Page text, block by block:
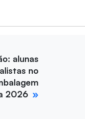
alunas
no
2026